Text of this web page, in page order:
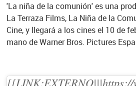
'La niña de la comunión' es una
La Terraza Films, La Niña de la
Cine, y llegará a los cines el 10 de
mano de Warner Bros. Pictures
[[LINK:EXTERNO|||https://